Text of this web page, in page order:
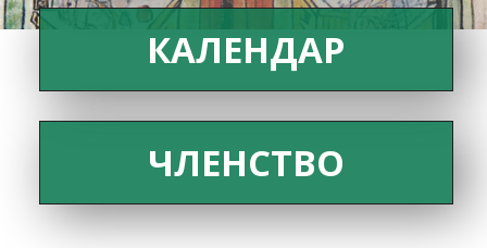
КАЛЕНДАР
ЧЛЕНСТВО